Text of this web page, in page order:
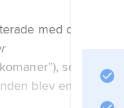
med
som i sin
blev en enorm